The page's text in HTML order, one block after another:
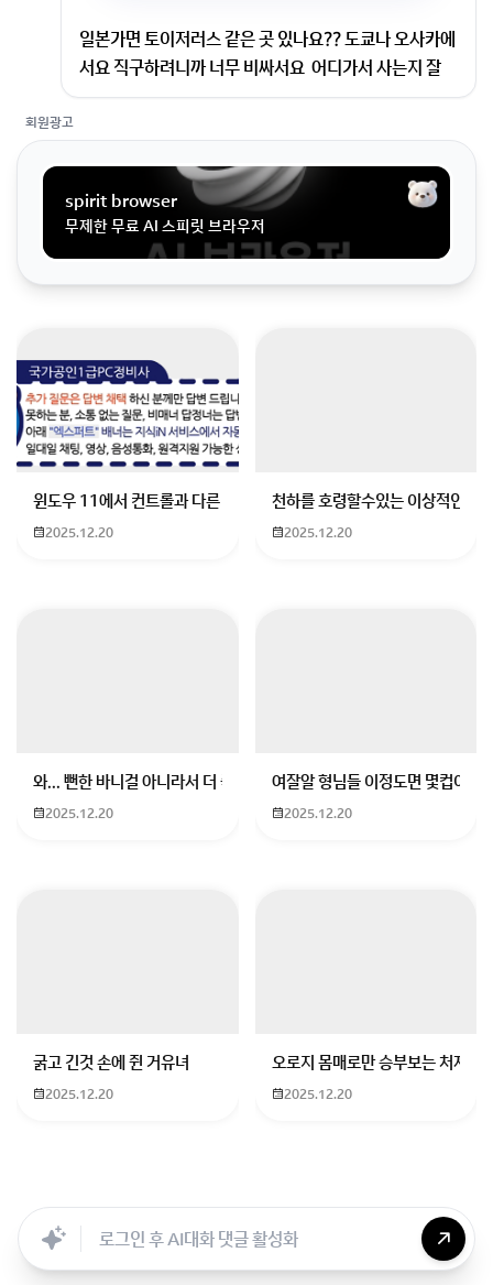
일본가면 토이저러스 같은 곳 있나요?? 도쿄나 오사카에
서요 직구하려니까 너무 비싸서요 어디가서 사는지 잘
몰라서 여쭤봅니다
가서 사는지 잘 몰라서 여쭤봅니다
일본에 토이저러스 매장이 있어요.
회원가입 혹은 광고 [X]를 누르면 내용이 보입니다
회원광고
spirit browser
무제한 무료 AI 스피릿 브라우저
윈도우 11에서 컨트롤과 다른 키가 같이 안눌림 게임을 하는 중에 컨트
2025.12.20
천하를 호령할수있는 이상적인 몸
2025.12.20
와... 뻔한 바니걸 아니라서 더 좋음
2025.12.20
여잘알 형님들 이정도면 몇컵이에
2025.12.20
굵고 긴것 손에 쥔 거유녀
2025.12.20
오로지 몸매로만 승부보는 처자
2025.12.20